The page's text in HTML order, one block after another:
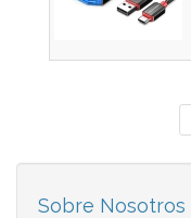
Sobre Nosotros